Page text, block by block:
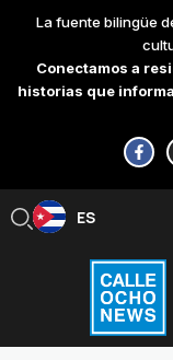
content
La fuente bilingüe
Conectamos a
historias que
F
a
c
e
-
f
ES
EN